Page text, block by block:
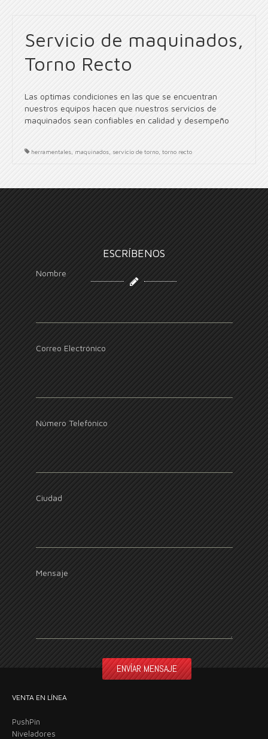
Servicio de maquinados,
Torno Recto
Las optimas condiciones en las que se encuentran
nuestros equipos hacen que nuestros servicios de
maquinados sean confiables en calidad y desempeño
herramentales maquinados servicio de torno torno recto
ESCRÍBENOS
Nombre
Correo Electrónico
Número Telefónico
Ciudad
Mensaje
VENTA EN LÍNEA
PushPin
Niveladores